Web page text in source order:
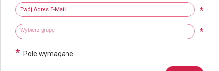
Twój adres e-mail
*
Wybierz grupy tematyczne *
Wpisz wyszukiwaną fraze
* Pole wymagane